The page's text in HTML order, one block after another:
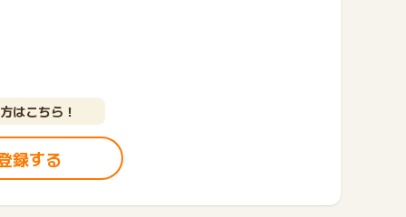
はこちら！
録する